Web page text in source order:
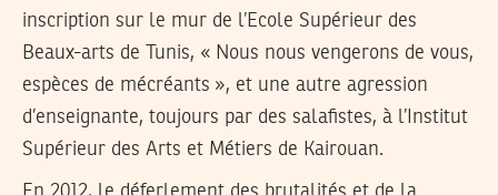
inscription sur le mur de l’Ecole Supérieur des
Beaux-arts de Tunis, « Nous nous vengerons de vous,
espèces de mécréants », et une autre agression
d’enseignante, toujours par des salafistes, à l’Institut
Supérieur des Arts et Métiers de Kairouan.